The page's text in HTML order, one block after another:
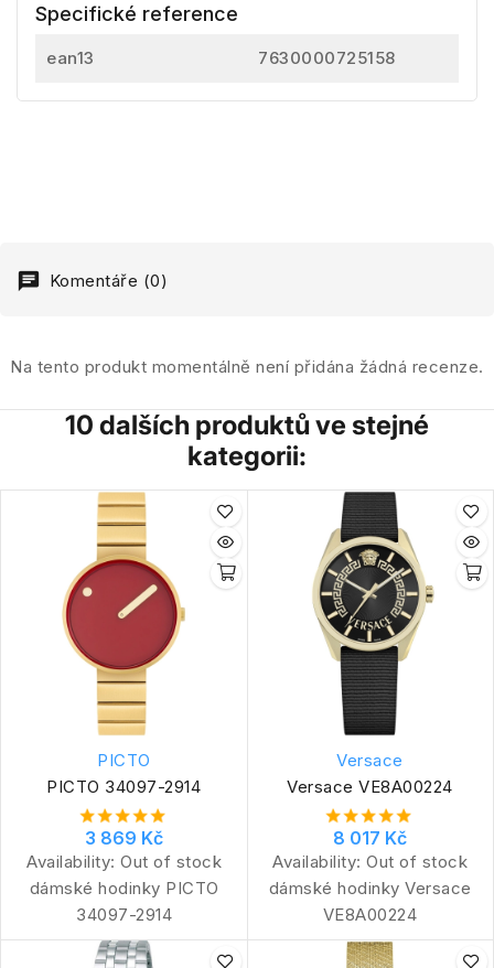
Specifické reference
ean13 7630000725158
Komentáře (0)
Na tento produkt momentálně není přidána žádná recenze.
10 dalších produktů ve stejné
kategorii:
PICTO
PICTO 34097-2914
3 869 Kč
Availability: Out of stock
dámské hodinky PICTO
34097-2914
Versace
Versace VE8A00224
8 017 Kč
Availability: Out of stock
dámské hodinky Versace
VE8A00224